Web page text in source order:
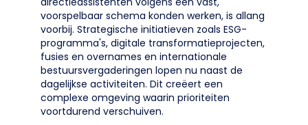
voorspelbaar schema konden werken, is allang
voorbij. Strategische initiatieven zoals ESG-
programma's, digitale transformatieprojecten,
fusies en overnames en internationale
bestuursvergaderingen lopen nu naast de
dagelijkse activiteiten. Dit creëert een
complexe omgeving waarin prioriteiten
voortdurend verschuiven.